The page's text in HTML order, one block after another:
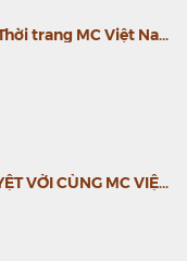
Công ty Cổ phần Thời trang MC Việt Nam (MC Fashion) tổ chức Gala mừng sinh nhật lần thứ 9
TRẢI NGHIỆM TUYỆT VỜI CÙNG MC VIỆT NAM